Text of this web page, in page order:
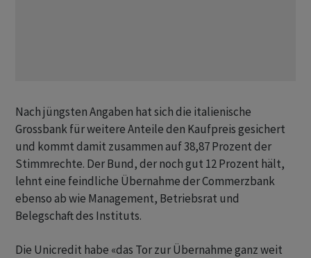
Nach jüngsten Angaben hat sich die italienische
Grossbank für weitere Anteile den Kaufpreis gesichert
und kommt damit zusammen auf 38,87 Prozent der
Stimmrechte. Der Bund, der noch gut 12 Prozent hält,
lehnt eine feindliche Übernahme der Commerzbank
ebenso ab wie Management, Betriebsrat und
Belegschaft des Instituts.
Die Unicredit habe «das Tor zur Übernahme ganz weit